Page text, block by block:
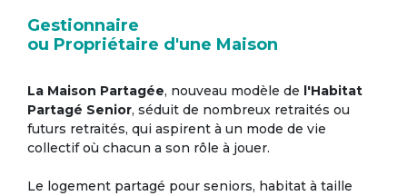
Gestionnaire
ou Propriétaire d'une Maison
La Maison Partagée, nouveau modèle de l'Habitat
Partagé Senior, séduit de nombreux retraités ou
futurs retraités, qui aspirent à un mode de vie
collectif où chacun a son rôle à jouer.
Le logement partagé pour seniors, habitat à taille